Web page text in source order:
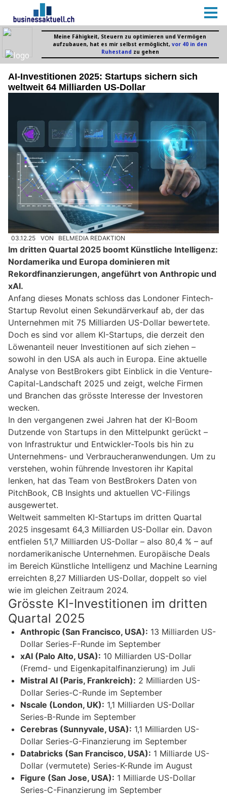
AI-Investitionen 2025: Startups sichern sich
weltweit 64 Milliarden US-Dollar
03.12.25 VON BELMEDIA REDAKTION
Im dritten Quartal 2025 boomt Künstliche Intelligenz:
Nordamerika und Europa dominieren mit
Rekordfinanzierungen, angeführt von Anthropic und
xAI.
Anfang dieses Monats schloss das Londoner Fintech-
Startup Revolut einen Sekundärverkauf ab, der das
Unternehmen mit 75 Milliarden US-Dollar bewertete.
Doch es sind vor allem KI-Startups, die derzeit den
Löwenanteil neuer Investitionen auf sich ziehen –
sowohl in den USA als auch in Europa. Eine aktuelle
Analyse von BestBrokers gibt Einblick in die Venture-
Capital-Landschaft 2025 und zeigt, welche Firmen
und Branchen das grösste Interesse der Investoren
wecken.
In den vergangenen zwei Jahren hat der KI-Boom
Dutzende von Startups in den Mittelpunkt gerückt –
von Infrastruktur und Entwickler-Tools bis hin zu
Unternehmens- und Verbraucheranwendungen. Um zu
verstehen, wohin führende Investoren ihr Kapital
lenken, hat das Team von BestBrokers Daten von
PitchBook, CB Insights und aktuellen VC-Filings
ausgewertet.
Weltweit sammelten KI-Startups im dritten Quartal
2025 insgesamt 64,3 Milliarden US-Dollar ein. Davon
entfielen 51,7 Milliarden US-Dollar – also 80,4 % – auf
nordamerikanische Unternehmen. Europäische Deals
im Bereich Künstliche Intelligenz und Machine Learning
erreichten 8,27 Milliarden US-Dollar, doppelt so viel
wie im gleichen Zeitraum 2024.
Grösste KI-Investitionen im dritten
Quartal 2025
Anthropic (San Francisco, USA): 13 Milliarden US-
Dollar Series-F-Runde im September
xAI (Palo Alto, USA): 10 Milliarden US-Dollar
(Fremd- und Eigenkapitalfinanzierung) im Juli
Mistral AI (Paris, Frankreich): 2 Milliarden US-
Dollar Series-C-Runde im September
Nscale (London, UK): 1,1 Milliarden US-Dollar
Series-B-Runde im September
Cerebras (Sunnyvale, USA): 1,1 Milliarden US-
Dollar Series-G-Finanzierung im September
Databricks (San Francisco, USA): 1 Milliarde US-
Dollar (vermutete) Series-K-Runde im August
Figure (San Jose, USA): 1 Milliarde US-Dollar
Series-C-Finanzierung im September